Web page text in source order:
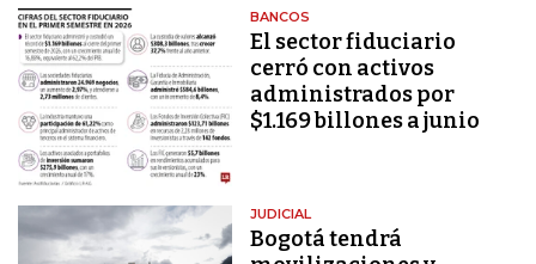
BANCOS
El sector fiduciario
cerró con activos
administrados por
$1.169 billones a junio
JUDICIAL
Bogotá tendrá